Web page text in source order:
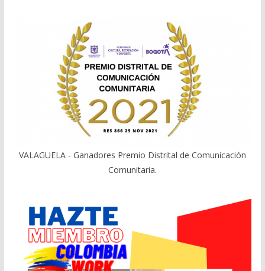
VALAGUELA - Ganadores Premio Distrital de Comunicación
Comunitaria.